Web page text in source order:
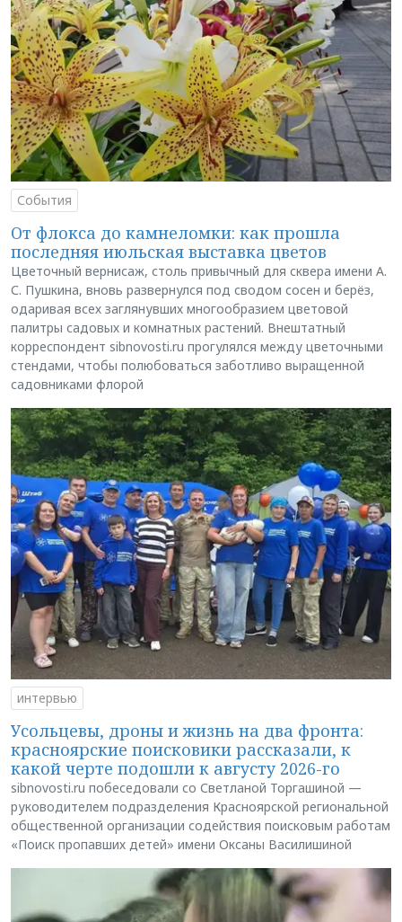
События
От флокса до камнеломки: как прошла
последняя июльская выставка цветов
Цветочный вернисаж, столь привычный для сквера имени А.
С. Пушкина, вновь развернулся под сводом сосен и берёз,
одаривая всех заглянувших многообразием цветовой
палитры садовых и комнатных растений. Внештатный
корреспондент sibnovosti.ru прогулялся между цветочными
стендами, чтобы полюбоваться заботливо выращенной
садовниками флорой
интервью
Усольцевы, дроны и жизнь на два фронта:
красноярские поисковики рассказали, к
какой черте подошли к августу 2026-го
sibnovosti.ru побеседовали со Светланой Торгашиной —
руководителем подразделения Красноярской региональной
общественной организации содействия поисковым работам
«Поиск пропавших детей» имени Оксаны Василишиной